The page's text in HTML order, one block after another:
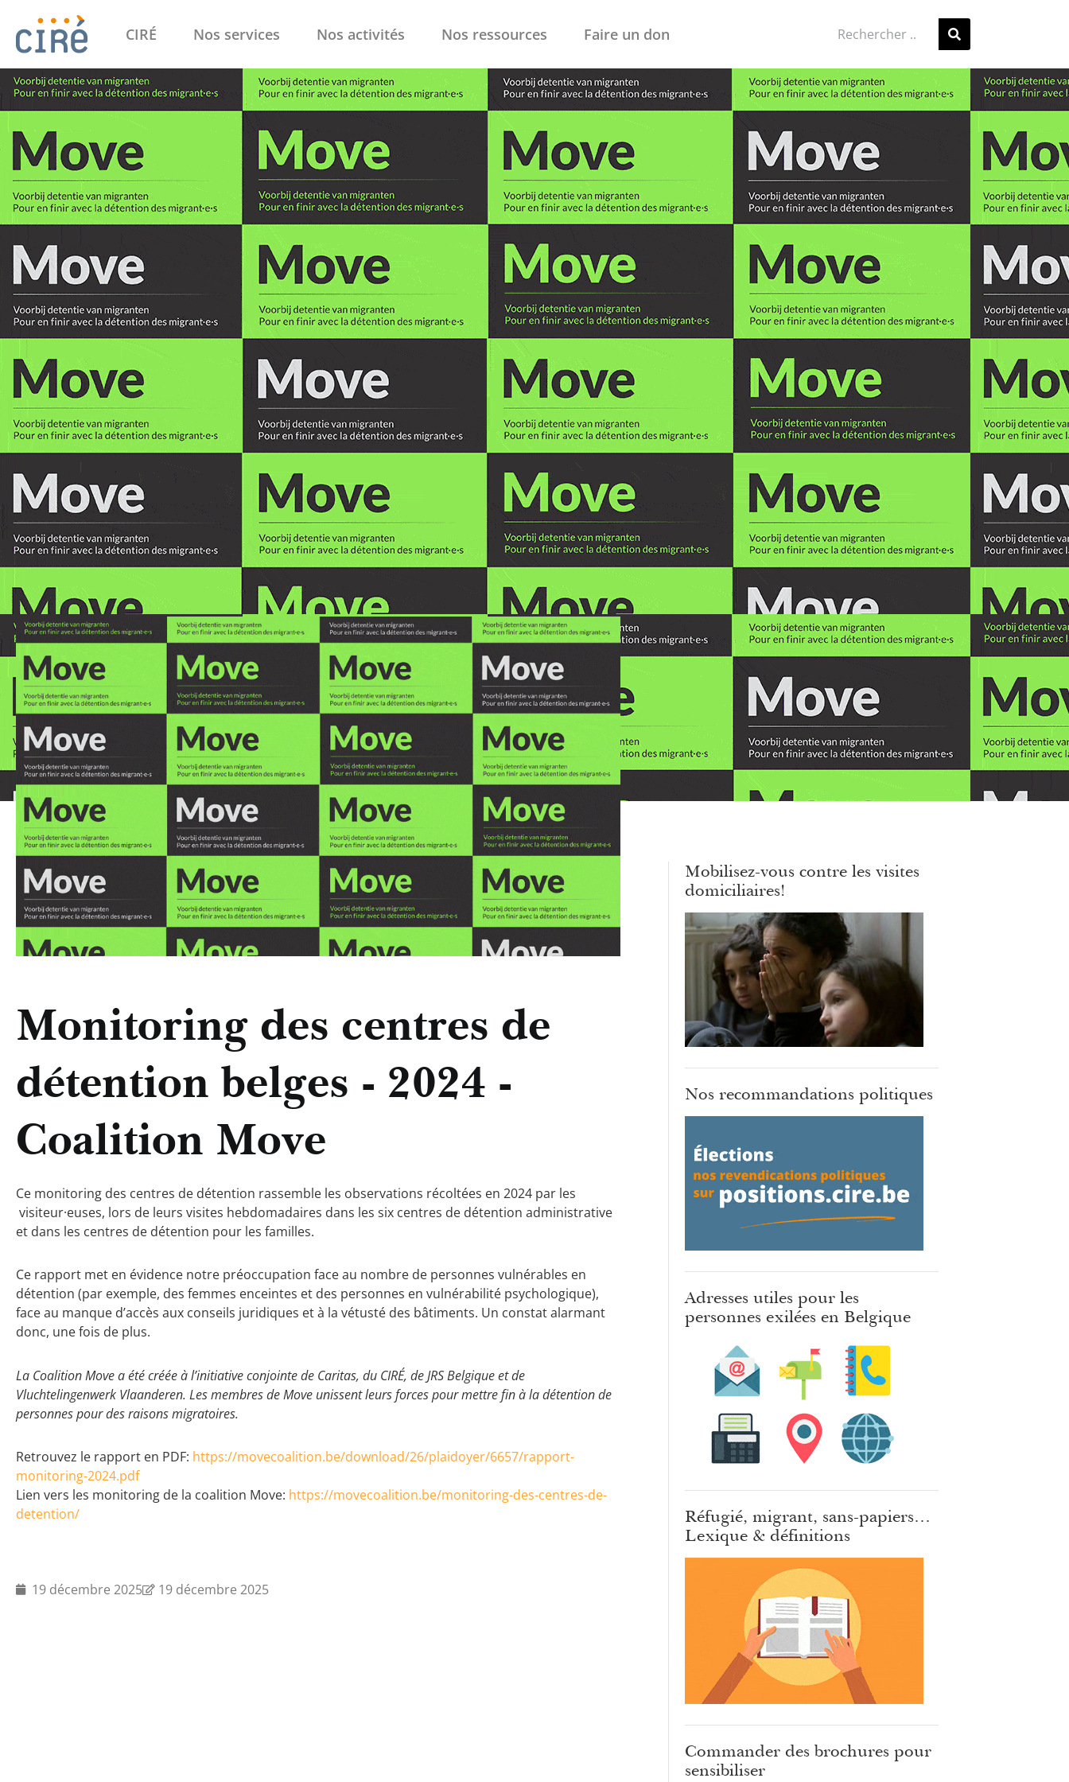
CIRÉ Nos services Nos activités Nos ressources Faire un don
Monitoring des centres de
détention belges - 2024 -
Coalition Move
Ce monitoring des centres de détention rassemble les observations récoltées en 2024 par les
visiteur·euses, lors de leurs visites hebdomadaires dans les six centres de détention administrative
et dans les centres de détention pour les familles.
Ce rapport met en évidence notre préoccupation face au nombre de personnes vulnérables en
détention (par exemple, des femmes enceintes et des personnes en vulnérabilité psychologique),
face au manque d’accès aux conseils juridiques et à la vétusté des bâtiments. Un constat alarmant
donc, une fois de plus.
La Coalition Move a été créée à l’initiative conjointe de Caritas, du CIRÉ, de JRS Belgique et de
Vluchtelingenwerk Vlaanderen. Les membres de Move unissent leurs forces pour mettre fin à la détention de
personnes pour des raisons migratoires.
Retrouvez le rapport en PDF: https://movecoalition.be/download/26/plaidoyer/6657/rapport-
monitoring-2024.pdf
Lien vers les monitoring de la coalition Move: https://movecoalition.be/monitoring-des-centres-de-
detention/
19 décembre 2025 19 décembre 2025
Mobilisez-vous contre les visites
domiciliaires!
Nos recommandations politiques
Adresses utiles pour les
personnes exilées en Belgique
Réfugié, migrant, sans-papiers…
Lexique & définitions
Commander des brochures pour
sensibiliser